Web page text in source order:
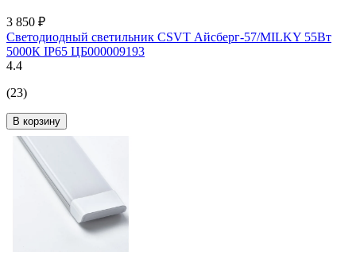
3 850 ₽
Светодиодный светильник CSVT Айсберг-57/MILKY 55Вт
5000К IP65 ЦБ000009193
4.4
(23)
В корзину